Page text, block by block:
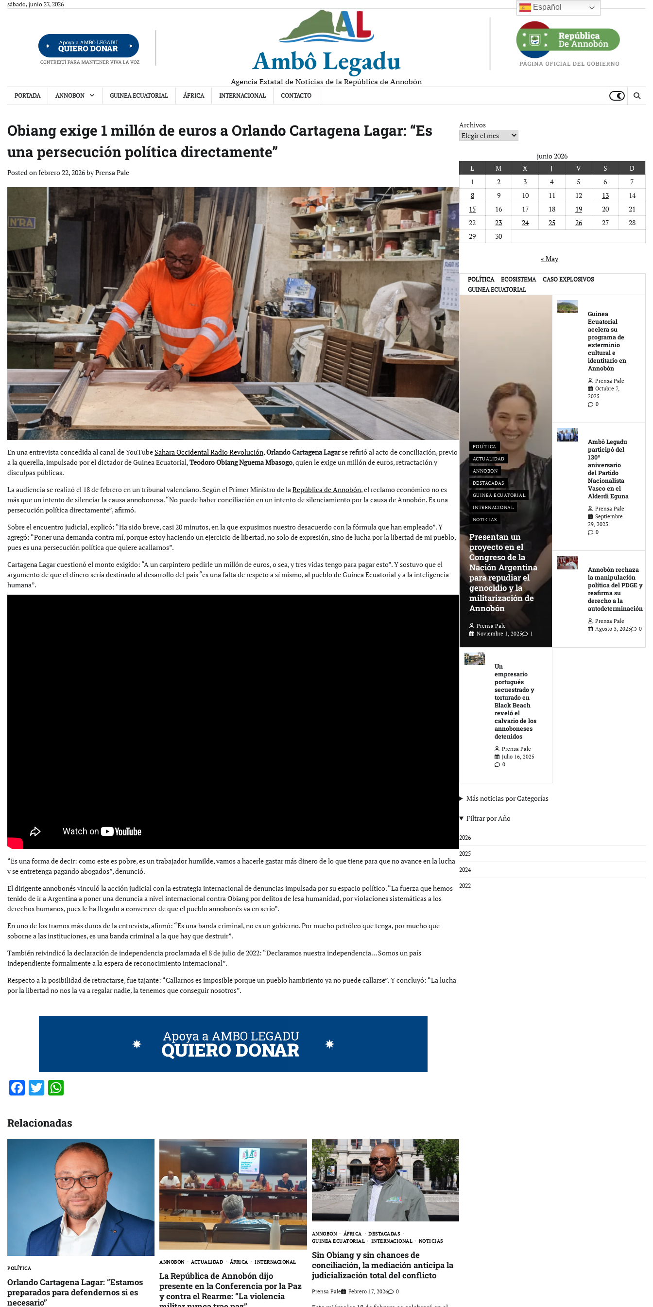
Skipsábado, junio 27, 2026
Ambô Legadu
Agencia Estatal de Noticias de la República de Annobón
PORTADA ANNOBON GUINEA ECUATORIAL ÁFRICA INTERNACIONAL CONTACTO
Obiang exige 1 millón de euros a Orlando Cartagena Lagar: “Es
una persecución política directamente”
Posted onfebrero 22, 2026byPrensa Pale
En una entrevista concedida al canal de YouTubeSahara Occidental Radio Revolución,Orlando Cartagena Lagarse refirió al acto de conciliación, previo
a la querella, impulsado por el dictador de Guinea Ecuatorial,Teodoro Obiang Nguema Mbasogo, quien le exige un millón de euros, retractación y
disculpas públicas.
La audiencia se realizó el 18 de febrero en un tribunal valenciano. Según el Primer Ministro de laRepública de Annobón, el reclamo económico no es
más que un intento de silenciar la causa annobonesa. “No puede haber conciliación en un intento de silenciamiento por la causa de Annobón. Es una
persecución política directamente”, afirmó.
Sobre el encuentro judicial, explicó: “Ha sido breve, casi 20 minutos, en la que expusimos nuestro desacuerdo con la fórmula que han empleado”. Y
agregó: “Poner una demanda contra mí, porque estoy haciendo un ejercicio de libertad, no solo de expresión, sino de lucha por la libertad de mi pueblo,
pues es una persecución política que quiere acallarnos”.
Cartagena Lagar cuestionó el monto exigido: “A un carpintero pedirle un millón de euros, o sea, y tres vidas tengo para pagar esto”. Y sostuvo que el
argumento de que el dinero sería destinado al desarrollo del país “es una falta de respeto a sí mismo, al pueblo de Guinea Ecuatorial y a la inteligencia
humana”.
“Es una forma de decir: como este es pobre, es un trabajador humilde, vamos a hacerle gastar más dinero de lo que tiene para que no avance en la lucha
y se entretenga pagando abogados”, denunció.
El dirigente annobonés vinculó la acción judicial con la estrategia internacional de denuncias impulsada por su espacio político. “La fuerza que hemos
tenido de ir a Argentina a poner una denuncia a nivel internacional contra Obiang por delitos de lesa humanidad, por violaciones sistemáticas a los
derechos humanos, pues le ha llegado a convencer de que el pueblo annobonés va en serio”.
En uno de los tramos más duros de la entrevista, afirmó: “Es una banda criminal, no es un gobierno. Por mucho petróleo que tenga, por mucho que
soborne a las instituciones, es una banda criminal a la que hay que destruir”.
También reivindicó la declaración de independencia proclamada el 8 de julio de 2022: “Declaramos nuestra independencia… Somos un país
independiente formalmente a la espera de reconocimiento internacional”.
Respecto a la posibilidad de retractarse, fue tajante: “Callarnos es imposible porque un pueblo hambriento ya no puede callarse”. Y concluyó: “La lucha
por la libertad no nos la va a regalar nadie, la tenemos que conseguir nosotros”.
Facebook
Twitter
Relacionadas
POLÍTICA
Orlando Cartagena Lagar: “Estamos
preparados para defendernos si es
necesario”
ANNOBON ACTUALIDAD ÁFRICA INTERNACIONAL
La República de Annobón dijo
presente en la Conferencia por la Paz
y contra el Rearme: “La violencia
ANNOBON ÁFRICA
DESTACADAS
GUINEA ECUATORIAL
INTERNACIONAL NOTICIAS
Sin Obiang y sin chances de
conciliación, la mediación anticipa la
judicialización total del conflicto
Prensa Pale Febrero 17, 2026 0
Archivos
junio 2026
L
M X J V S
D
1
2 3 4 5 6
7
8
9 10 11 12 13
14
15
16 17 18 19 20
21
22
23 24 25 26 27
28
29
30
« May
Otras Noticias
POLÍTICA ECOSISTEMA
CASO EXPLOSIVOS
GUINEA ECUATORIAL
POLÍTICA
ACTUALIDAD
ANNOBON
DESTACADAS
GUINEA ECUATORIAL
INTERNACIONAL
NOTICIAS
Presentan un
proyecto en el
Congreso de la
Nación Argentina
para repudiar el
genocidio y la
militarización de
Annobón
Prensa Pale
Noviembre 1, 2025
1
Guinea
Ecuatorial
acelera su
programa de
exterminio
cultural e
identitario en
Annobón
Prensa Pale
Octubre 7,
2025
0
Ambô Legadu
participó del
130º
aniversario
del Partido
Nacionalista
Vasco en el
Alderdi Eguna
Prensa Pale
Septiembre
29, 2025
0
Annobón rechaza
la manipulación
política del PDGE y
reafirma su
derecho a la
autodeterminación
Prensa Pale
Agosto 3, 2025
0
Un
empresario
portugués
secuestrado y
torturado en
Black Beach
reveló el
calvario de los
annoboneses
detenidos
Prensa Pale
Julio 16, 2025
0
Más noticias por Categorías
Filtrar por Año
2026
2025
2024
2022
Español